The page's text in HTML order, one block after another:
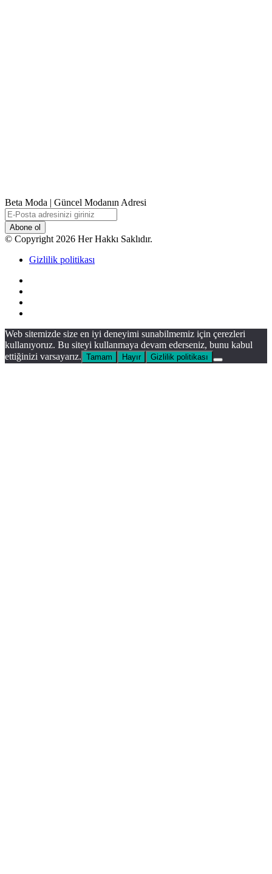
Beta Moda | Güncel Modanın Adresi
E-
Posta
adresinizi
giriniz
© Copyright 2026 Her Hakkı Saklıdır.
Gizlilik politikası
Facebook
X
WhatsApp
Telegram
Viber
Başa
dön
tuşu
Web sitemizde size en iyi deneyimi sunabilmemiz için çerezleri
kullanıyoruz. Bu siteyi kullanmaya devam ederseniz, bunu kabul
ettiğinizi varsayarız. Tamam Hayır Gizlilik politikası